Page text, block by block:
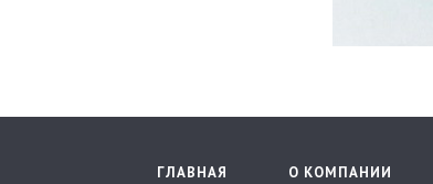
ГЛАВНАЯ О КОМПАНИИ